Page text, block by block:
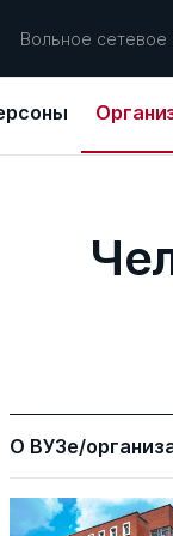
Вольное
О ВУЗе/